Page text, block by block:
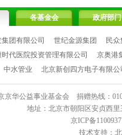
各基金会 政府部门
团有限公司 世纪金源集团
民
代医院投资管理有限公司
京奥港
中水管业 北京新创四方电子有限公
京华公益事业基金会 捐赠热线：
地址：北京市朝阳区安贞西
京ICP备
技术支持：